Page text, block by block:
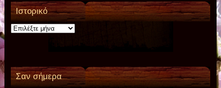
Ιστορικό
Ιστορικό
Σαν σήμερα